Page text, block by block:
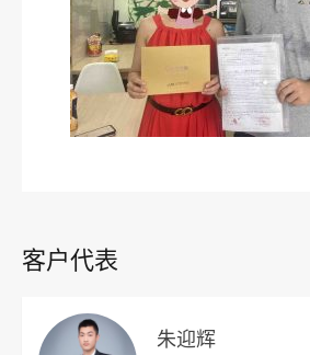
客户代表
朱迎辉